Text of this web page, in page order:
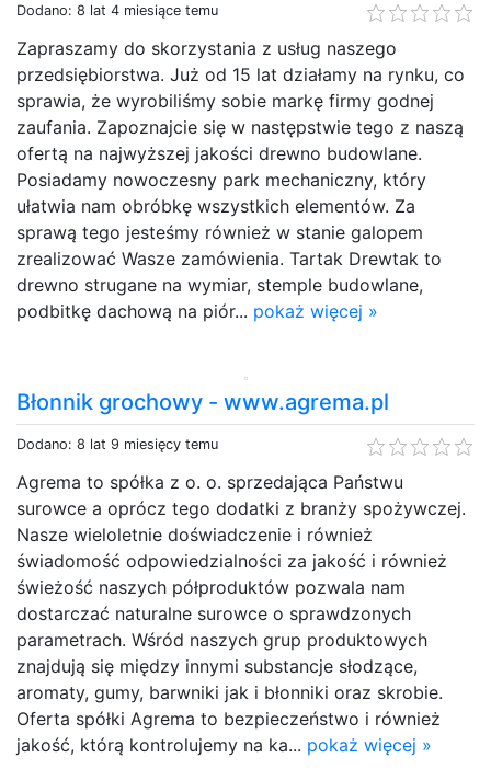
Dodano: 8 lat 4 miesiące temu
Zapraszamy do skorzystania z usług naszego
przedsiębiorstwa. Już od 15 lat działamy na rynku, co
sprawia, że wyrobiliśmy sobie markę firmy godnej
zaufania. Zapoznajcie się w następstwie tego z naszą
ofertą na najwyższej jakości drewno budowlane.
Posiadamy nowoczesny park mechaniczny, który
ułatwia nam obróbkę wszystkich elementów. Za
sprawą tego jesteśmy również w stanie galopem
zrealizować Wasze zamówienia. Tartak Drewtak to
drewno strugane na wymiar, stemple budowlane,
podbitkę dachową na piór... pokaż więcej »
Błonnik grochowy - www.agrema.pl
Dodano: 8 lat 9 miesięcy temu
Agrema to spółka z o. o. sprzedająca Państwu
surowce a oprócz tego dodatki z branży spożywczej.
Nasze wieloletnie doświadczenie i również
świadomość odpowiedzialności za jakość i również
świeżość naszych półproduktów pozwala nam
dostarczać naturalne surowce o sprawdzonych
parametrach. Wśród naszych grup produktowych
znajdują się między innymi substancje słodzące,
aromaty, gumy, barwniki jak i błonniki oraz skrobie.
Oferta spółki Agrema to bezpieczeństwo i również
jakość, którą kontrolujemy na ka... pokaż więcej »